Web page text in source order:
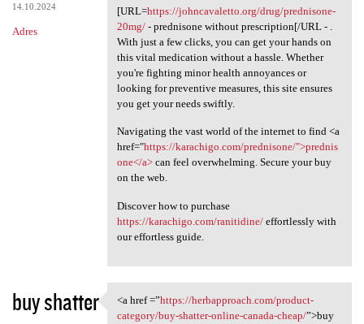
14.10.2024
Adres
[URL=https://johncavaletto.org/drug/prednisone-
20mg/- prednisone without prescription[/URL - .
With just a few clicks, you can get your hands on
this vital medication without a hassle. Whether
you're fighting minor health annoyances or
looking for preventive measures, this site ensures
you get your needs swiftly.
Navigating the vast world of the internet to find <a
href="https://karachigo.com/prednisone/">prednis
one</a>can feel overwhelming. Secure your buy
on the web.
Discover how to purchase
https://karachigo.com/ranitidine/effortlessly with
our effortless guide.
buy shatter <a href =”https:/
<a href =”https://herbapproach.com/product-
category/buy-shatter-online-canada-cheap/”>buy